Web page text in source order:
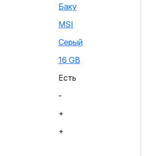
Баку
MSI
Серый
16 GB
Есть
-
+
+